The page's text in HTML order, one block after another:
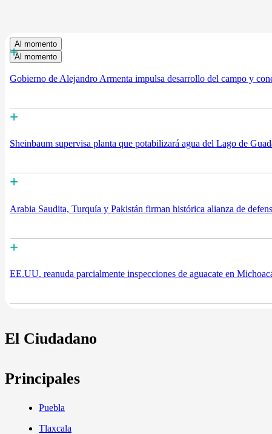
Al momento
Al momento
+
Gobierno de Alejandro Armenta impulsa desarrollo del campo y
+
Sheinbaum supervisa planta que potabilizará agua del Lago de
+
Arabia Saudita, Turquía y Pakistán firman histórica alianza de
+
EE.UU. reanuda parcialmente inspecciones de aguacate en
El Ciudadano
Principales
Puebla
Tlaxcala